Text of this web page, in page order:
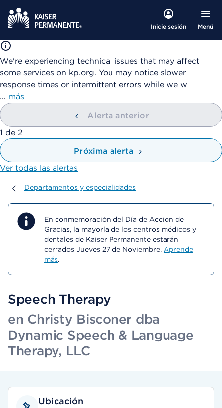
Inicie sesión Menú
We're experiencing technical issues that may affect
some services on kp.org. You may notice slower
response times or intermittent errors while we w
… más
Alerta anterior
mostrando
1 de 2
Próxima alerta
Ver todas las alertas
Departamentos y especialidades
Departamentos y especialidades
En conmemoración del Día de Acción de
Gracias, la mayoría de los centros médicos y
dentales de Kaiser Permanente estarán
cerrados Jueves 27 de Noviembre. Aprende
más.
Speech Therapy
en Christy Bisconer dba
Dynamic Speech & Language
Therapy, LLC
Ubicación